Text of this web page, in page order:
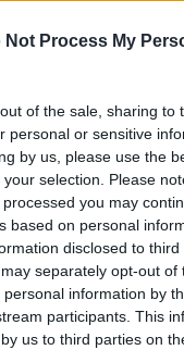
Not Process My
of the sale, sharing to
personal or sensitive
by us, please use the
selection. Please
you may
based on personal
disclosed to
separately opt-out of
information by
participants. This
us to third parties on
το παιδί μου: είναι
αντίδραση;
αγχωμένοι τα
τις
για υγιή,